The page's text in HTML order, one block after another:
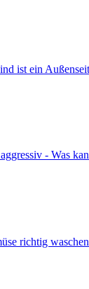
ist ein
- Was
richtig